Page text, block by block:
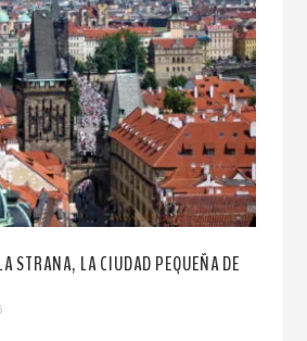
STRANA, LA CIUDAD PEQUEÑA DE